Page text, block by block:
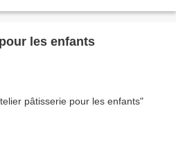
les enfants